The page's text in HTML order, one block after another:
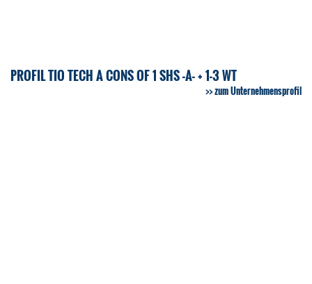
PROFIL TIO TECH A CONS OF 1 SHS -A- + 1-3 WT
zum Unternehmensprofil